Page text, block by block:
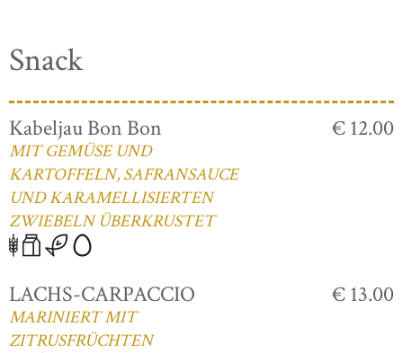
Snack
Kabeljau Bon Bon
MIT GEMÜSE UND
KARTOFFELN, SAFRANSAUCE
UND KARAMELLISIERTEN
ZWIEBELN ÜBERKRUSTET
€ 12.00
LACHS-CARPACCIO
MARINIERT MIT
ZITRUSFRÜCHTEN
€ 13.00